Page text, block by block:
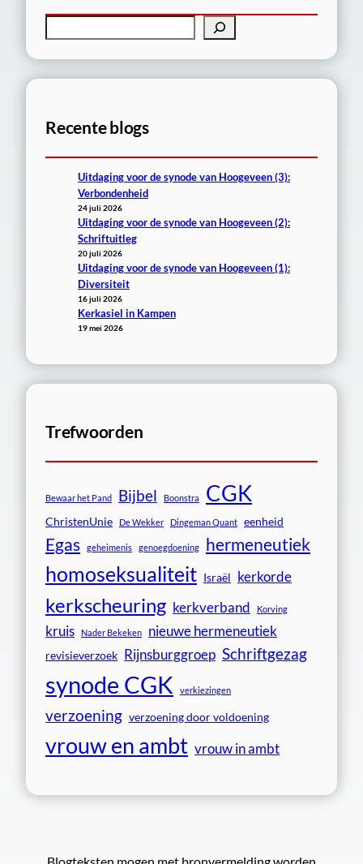
n
Recente blogs
Uitdaging voor de synode van Hoogeveen (3):
Verbondenheid
24 juli 2026
Uitdaging voor de synode van Hoogeveen (2):
Schriftuitleg
20 juli 2026
Uitdaging voor de synode van Hoogeveen (1):
Diversiteit
16 juli 2026
Kerkasiel in Kampen
19 mei 2026
Trefwoorden
Bewaar het Pand Bijbel Boonstra CGK
ChristenUnie De Wekker Dingeman Quant eenheid
Egas geheimenis genoegdoening hermeneutiek
homoseksualiteit Israël kerkorde
kerkscheuring kerkverband Korving
kruis Nader Bekeken nieuwe hermeneutiek
revisieverzoek Rijnsburggroep Schriftgezag
synode CGK verkiezingen
verzoening verzoening door voldoening
vrouw en ambt vrouw in ambt